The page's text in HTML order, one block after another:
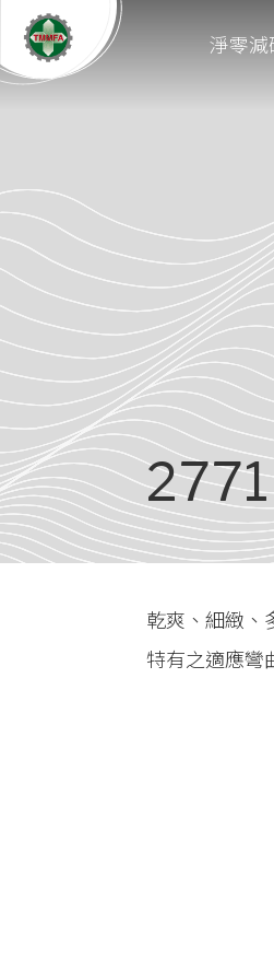
淨零減
乾爽、細緻、
特有之適應彎